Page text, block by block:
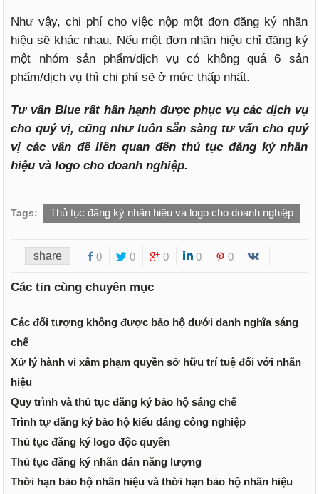
Như vậy, chi phí cho việc nộp một đơn đăng ký nhãn
hiệu sẽ khác nhau. Nếu một đơn nhãn hiệu chỉ đăng ký
một nhóm sản phẩm/dịch vụ có không quá 6 sản
phẩm/dịch vụ thì chi phí sẽ ở mức thấp nhất.
Tư vấn Blue rất hân hạnh được phục vụ các dịch vụ
cho quý vị, cũng như luôn sẵn sàng tư vấn cho quý
vị các vấn đề liên quan đến thủ tục đăng ký nhãn
hiệu và logo cho doanh nghiệp.
Tags: Thủ tục đăng ký nhãn hiệu và logo cho doanh nghiệp
share 0 0 0 0 0
Các tin cùng chuyên mục
Các đối tượng không được bảo hộ dưới danh nghĩa sáng
chế
Xử lý hành vi xâm phạm quyền sở hữu trí tuệ đối với nhãn
hiệu
Quy trình và thủ tục đăng ký bảo hộ sáng chế
Trình tự đăng ký bảo hộ kiểu dáng công nghiệp
Thủ tục đăng ký logo độc quyền
Thủ tục đăng ký nhãn dán năng lượng
Thời hạn bảo hộ nhãn hiệu và thời hạn bảo hộ nhãn hiệu